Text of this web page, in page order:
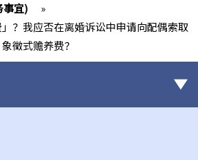
事宜)
»
？我应否在离婚诉讼中申请向配偶索取
象徵式赡养费？